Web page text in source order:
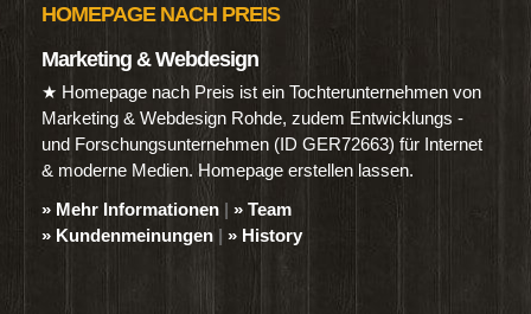
HOMEPAGE NACH PREIS
Marketing & Webdesign
★ Homepage nach Preis ist ein Tochterunternehmen von
Marketing & Webdesign Rohde, zudem Entwicklungs -
und Forschungsunternehmen (ID GER72663) für Internet
& moderne Medien. Homepage erstellen lassen.
» Mehr Informationen | » Team
» Kundenmeinungen | » History